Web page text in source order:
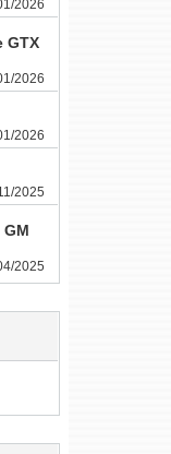
2026
GTX
2026
2026
2025
2025